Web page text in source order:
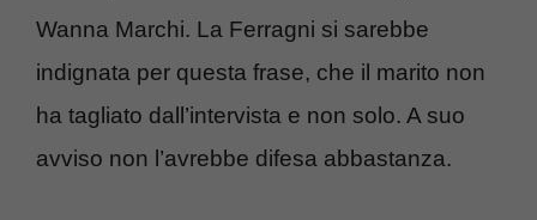
Wanna Marchi. La Ferragni si sarebbe
indignata per questa frase, che il marito non
ha tagliato dall’intervista e non solo. A suo
avviso non l’avrebbe difesa abbastanza.